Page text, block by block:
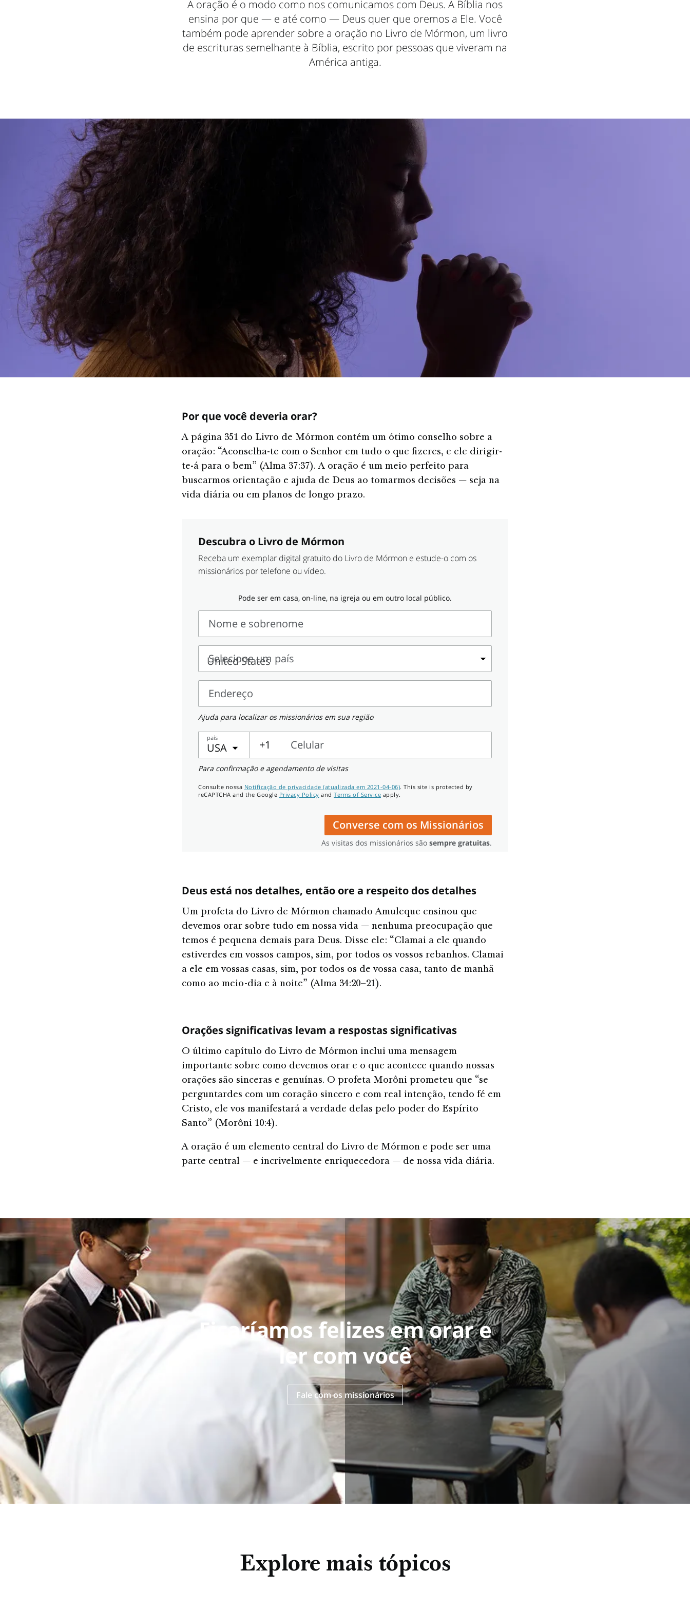
A oração é o modo como nos comunicamos com Deus. A Bíblia nos
ensina por que — e até como — Deus quer que oremos a Ele. Você
também pode aprender sobre a oração no Livro de Mórmon, um livro
de escrituras semelhante à Bíblia, escrito por pessoas que viveram na
América antiga.
Por que você deveria orar?
A página 351 do Livro de Mórmon contém um ótimo conselho sobre a
oração: “Aconselha-te com o Senhor em tudo o que fizeres, e ele dirigir-
te-á para o bem” (Alma 37:37). A oração é um meio perfeito para
buscarmos orientação e ajuda de Deus ao tomarmos decisões — seja na
vida diária ou em planos de longo prazo.
Descubra o Livro de Mórmon
Receba um exemplar digital gratuito do Livro de Mórmon e estude-o com os
missionários por telefone ou vídeo.
Pode ser em casa, on-line, na igreja ou em outro local público.
Nome e sobrenome
Nome
sobrenome
Selecione um país
Selecione
um
país
Endereço
Endereço
Ajuda para localizar os missionários em sua região
país
USA +1
Celular
Celular
Para confirmação e agendamento de visitas
Consulte nossa Notificação de privacidade (atualizada em 2021-04-06). This site is protected by
reCAPTCHA and the Google Privacy Policy and Terms of Service apply.
As visitas dos missionários são sempre gratuitas.
Converse com os Missionários
Deus está nos detalhes, então ore a respeito dos detalhes
Um profeta do Livro de Mórmon chamado Amuleque ensinou que
devemos orar sobre tudo em nossa vida — nenhuma preocupação que
temos é pequena demais para Deus. Disse ele: “Clamai a ele quando
estiverdes em vossos campos, sim, por todos os vossos rebanhos. Clamai
a ele em vossas casas, sim, por todos os de vossa casa, tanto de manhã
como ao meio-dia e à noite” (Alma 34:20–21).
Orações significativas levam a respostas significativas
O último capítulo do Livro de Mórmon inclui uma mensagem
importante sobre como devemos orar e o que acontece quando nossas
orações são sinceras e genuínas. O profeta Morôni prometeu que “se
perguntardes com um coração sincero e com real intenção, tendo fé em
Cristo, ele vos manifestará a verdade delas pelo poder do Espírito
Santo” (Morôni 10:4).
A oração é um elemento central do Livro de Mórmon e pode ser uma
parte central — e incrivelmente enriquecedora — de nossa vida diária.
Ficaríamos felizes em orar e
ler com você
Fale com os missionários
Explore mais tópicos